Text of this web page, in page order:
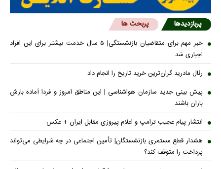
پربازدیدها پربحث ها
خبر مهم برای متقاضیان بازنشستگی| ۵ سال خدمت بیشتر برای این افراد
اجباری شد
رئال مادرید گران‌ترین خرید تاریخ را انجام داد
پیش بینی جدید سازمان هواشناسی | این مناطق امروز و فردا آماده بارش
باران باشند
انتشار پیام عجیب ترامپ و اعلام پیروزی مقابل ایران + عکس
هشدار قطع مستمری بازنشستگان| تأمین اجتماعی در چه شرایطی می‌تواند
پرداخت را متوقف کند؟